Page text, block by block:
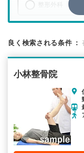
駅から探す
良く検索される条件 ：
小林整骨院